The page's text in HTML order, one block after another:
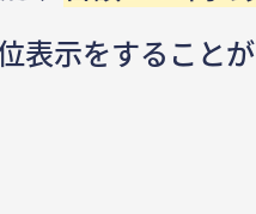
表示をすることが